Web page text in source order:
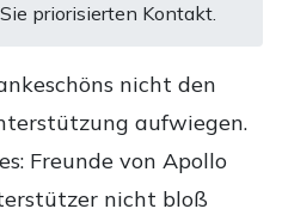
priorisierten Kontakt.
nicht den
aufwiegen.
Freunde von Apollo
nicht bloß